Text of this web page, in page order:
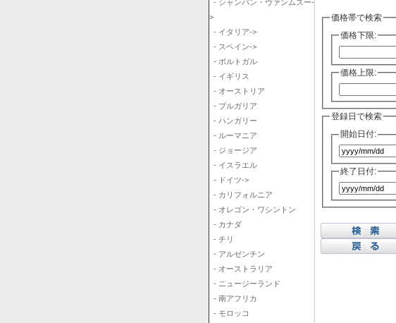
- シャンパン・ヴァンムスー-
>
- イタリア->
- スペイン->
- ポルトガル
- イギリス
- オーストリア
- ブルガリア
- ハンガリー
- ルーマニア
- ジョージア
- イスラエル
- ドイツ->
- カリフォルニア
- オレゴン・ワシントン
- カナダ
- チリ
- アルゼンチン
- オーストラリア
- ニュージーランド
- 南アフリカ
- モロッコ
価格帯で検索
価格下限:
価格上限:
登録日で検索
開始日付:
終了日付: